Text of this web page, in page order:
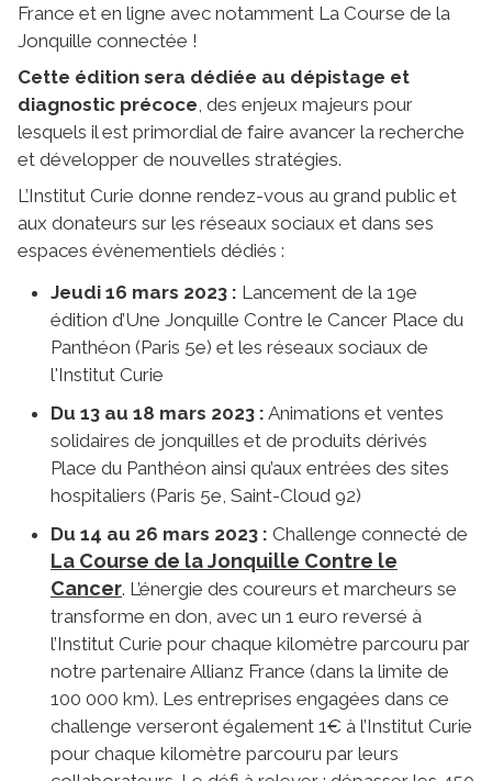
France et en ligne avec notamment La Course de la
Jonquille connectée !
Cette édition sera dédiée au dépistage et
diagnostic précoce , des enjeux majeurs pour
lesquels il est primordial de faire avancer la recherche
et développer de nouvelles stratégies.
L’Institut Curie donne rendez-vous au grand public et
aux donateurs sur les réseaux sociaux et dans ses
espaces évènementiels dédiés :
Jeudi 16 mars 2023 : Lancement de la 19e
édition d’Une Jonquille Contre le Cancer Place du
Panthéon (Paris 5e) et les réseaux sociaux de
l'Institut Curie
Du 13 au 18 mars 2023 : Animations et ventes
solidaires de jonquilles et de produits dérivés
Place du Panthéon ainsi qu’aux entrées des sites
hospitaliers (Paris 5e, Saint-Cloud 92)
Du 14 au 26 mars 2023 : Challenge connecté de
La Course de la Jonquille Contre le
Cancer. L’énergie des coureurs et marcheurs se
transforme en don, avec un 1 euro reversé à
l’Institut Curie pour chaque kilomètre parcouru par
notre partenaire Allianz France (dans la limite de
100 000 km). Les entreprises engagées dans ce
challenge verseront également 1€ à l’Institut Curie
pour chaque kilomètre parcouru par leurs